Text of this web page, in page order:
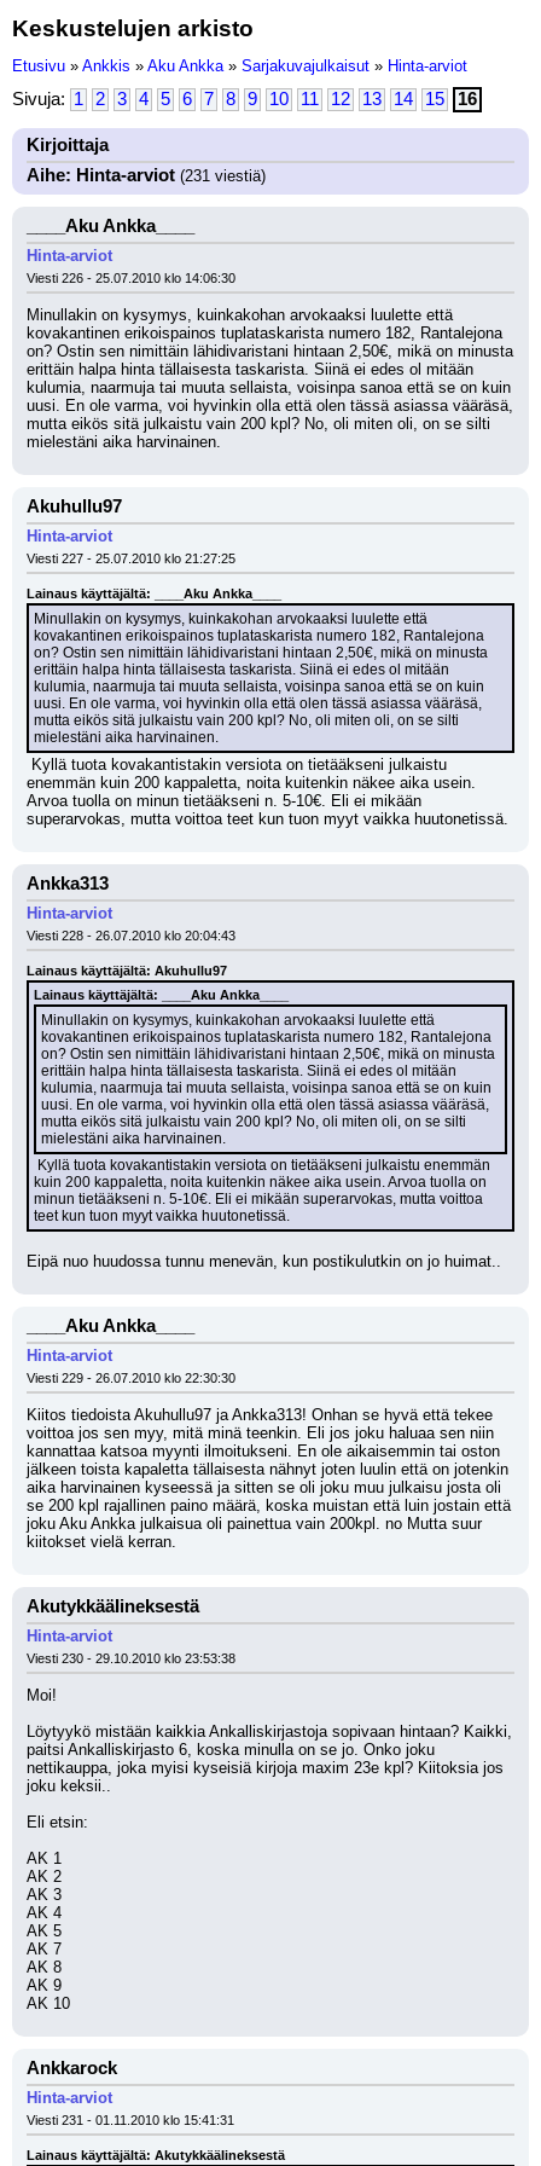
Keskustelujen arkisto
Etusivu » Ankkis » Aku Ankka » Sarjakuvajulkaisut » Hinta-arviot
Sivuja: 1 2 3 4 5 6 7 8 9 10 11 12 13 14 15 16
Kirjoittaja
Aihe: Hinta-arviot (231 viestiä)
____Aku Ankka____
Hinta-arviot
Viesti 226 - 25.07.2010 klo 14:06:30
Minullakin on kysymys, kuinkakohan arvokaaksi luulette että
kovakantinen erikoispainos tuplataskarista numero 182, Rantalejona
on? Ostin sen nimittäin lähidivaristani hintaan 2,50€, mikä on minusta
erittäin halpa hinta tällaisesta taskarista. Siinä ei edes ol mitään
kulumia, naarmuja tai muuta sellaista, voisinpa sanoa että se on kuin
uusi. En ole varma, voi hyvinkin olla että olen tässä asiassa vääräsä,
mutta eikös sitä julkaistu vain 200 kpl? No, oli miten oli, on se silti
mielestäni aika harvinainen.
Akuhullu97
Hinta-arviot
Viesti 227 - 25.07.2010 klo 21:27:25
Lainaus käyttäjältä: ____Aku Ankka____
Minullakin on kysymys, kuinkakohan arvokaaksi luulette että
kovakantinen erikoispainos tuplataskarista numero 182, Rantalejona
on? Ostin sen nimittäin lähidivaristani hintaan 2,50€, mikä on minusta
erittäin halpa hinta tällaisesta taskarista. Siinä ei edes ol mitään
kulumia, naarmuja tai muuta sellaista, voisinpa sanoa että se on kuin
uusi. En ole varma, voi hyvinkin olla että olen tässä asiassa vääräsä,
mutta eikös sitä julkaistu vain 200 kpl? No, oli miten oli, on se silti
mielestäni aika harvinainen.
enemmän kuin 200 kappaletta, noita kuitenkin näkee aika usein.
Arvoa tuolla on minun tietääkseni n. 5-10€. Eli ei mikään
superarvokas, mutta voittoa teet kun tuon myyt vaikka huutonetissä.
Ankka313
Hinta-arviot
Viesti 228 - 26.07.2010 klo 20:04:43
Lainaus käyttäjältä: Akuhullu97
Lainaus käyttäjältä: ____Aku Ankka____
Minullakin on kysymys, kuinkakohan arvokaaksi luulette että
kovakantinen erikoispainos tuplataskarista numero 182, Rantalejona
on? Ostin sen nimittäin lähidivaristani hintaan 2,50€, mikä on minusta
erittäin halpa hinta tällaisesta taskarista. Siinä ei edes ol mitään
kulumia, naarmuja tai muuta sellaista, voisinpa sanoa että se on kuin
uusi. En ole varma, voi hyvinkin olla että olen tässä asiassa vääräsä,
mutta eikös sitä julkaistu vain 200 kpl? No, oli miten oli, on se silti
mielestäni aika harvinainen.
kuin 200 kappaletta, noita kuitenkin näkee aika usein. Arvoa tuolla on
minun tietääkseni n. 5-10€. Eli ei mikään superarvokas, mutta voittoa
teet kun tuon myyt vaikka huutonetissä.
Eipä nuo huudossa tunnu menevän, kun postikulutkin on jo huimat..
____Aku Ankka____
Hinta-arviot
Viesti 229 - 26.07.2010 klo 22:30:30
Kiitos tiedoista Akuhullu97 ja Ankka313! Onhan se hyvä että tekee
voittoa jos sen myy, mitä minä teenkin. Eli jos joku haluaa sen niin
kannattaa katsoa myynti ilmoitukseni. En ole aikaisemmin tai oston
jälkeen toista kapaletta tällaisesta nähnyt joten luulin että on jotenkin
aika harvinainen kyseessä ja sitten se oli joku muu julkaisu josta oli
se 200 kpl rajallinen paino määrä, koska muistan että luin jostain että
joku Aku Ankka julkaisua oli painettua vain 200kpl. no Mutta suur
kiitokset vielä kerran.
AkutykkääIineksestä
Hinta-arviot
Viesti 230 - 29.10.2010 klo 23:53:38
Moi!
Löytyykö mistään kaikkia Ankalliskirjastoja sopivaan hintaan? Kaikki,
paitsi Ankalliskirjasto 6, koska minulla on se jo. Onko joku
nettikauppa, joka myisi kyseisiä kirjoja maxim 23e kpl? Kiitoksia jos
joku keksii..
Eli etsin:
AK 1
AK 2
AK 3
AK 4
AK 5
AK 7
AK 8
AK 9
AK 10
Ankkarock
Hinta-arviot
Viesti 231 - 01.11.2010 klo 15:41:31
Lainaus käyttäjältä: AkutykkääIineksestä